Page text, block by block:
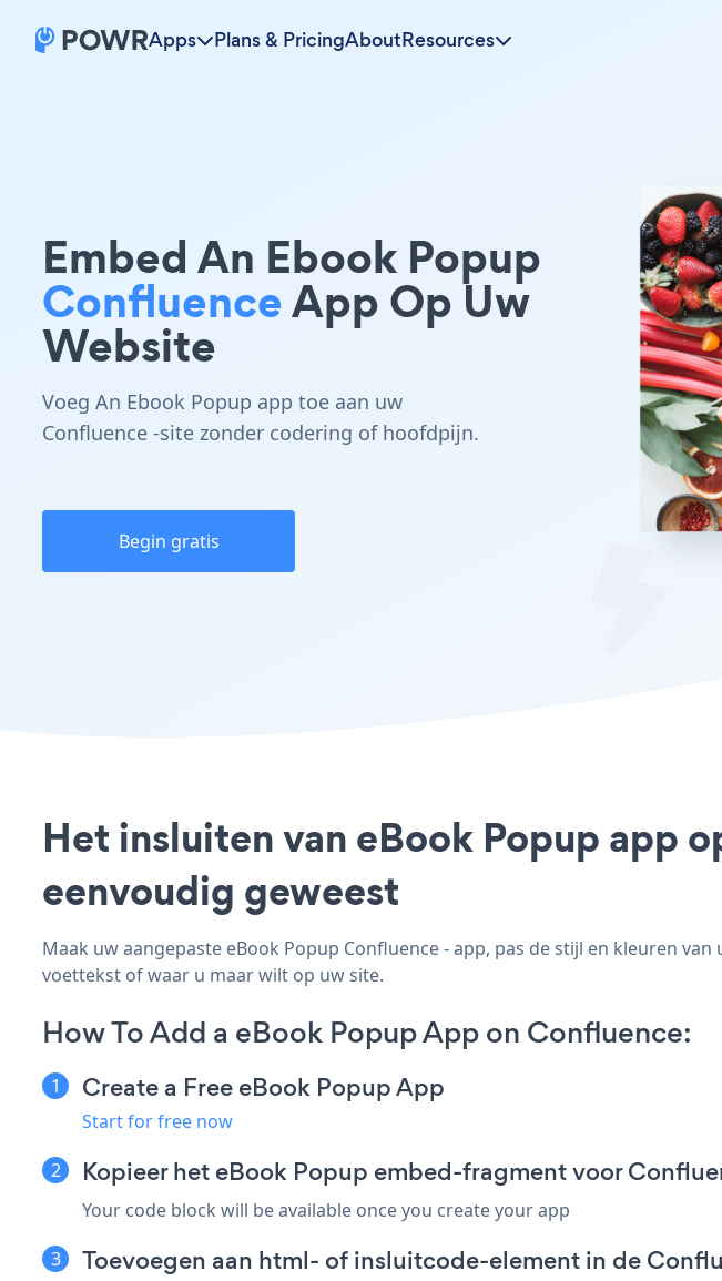
Apps Plans & PricingAboutResources
Embed An Ebook Popup
ConfluenceApp Op Uw
Website
Voeg An Ebook Popup app toe aan uw
Confluence -site zonder codering of hoofdpijn.
Begin gratis
Het insluiten van eBook Popup app
eenvoudig geweest
Maak uw aangepaste eBook Popup Confluence - app, pas de stijl en kleuren
voettekst of waar u maar wilt op uw site.
How To Add a eBook Popup App on Confluence:
Create a Free eBook Popup App
Start for free now
Kopieer het eBook Popup embed-fragment voor
Your code block will be available once you create your app
Toevoegen aan html- of insluitcode-element in de